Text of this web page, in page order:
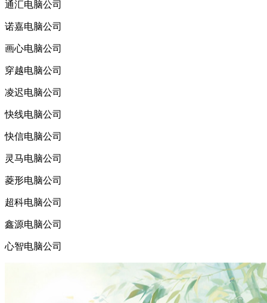
通汇电脑公司
诺嘉电脑公司
画心电脑公司
穿越电脑公司
凌迟电脑公司
快线电脑公司
快信电脑公司
灵马电脑公司
菱形电脑公司
超科电脑公司
鑫源电脑公司
心智电脑公司